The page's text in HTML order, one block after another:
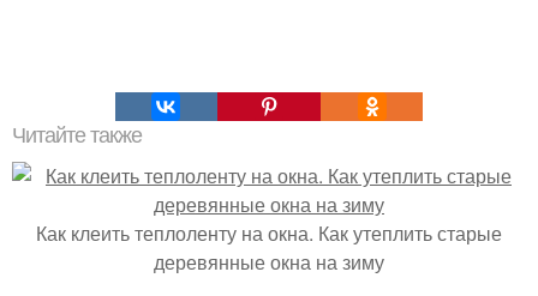
Читайте также
Как клеить теплоленту на окна. Как утеплить старые
деревянные окна на зиму